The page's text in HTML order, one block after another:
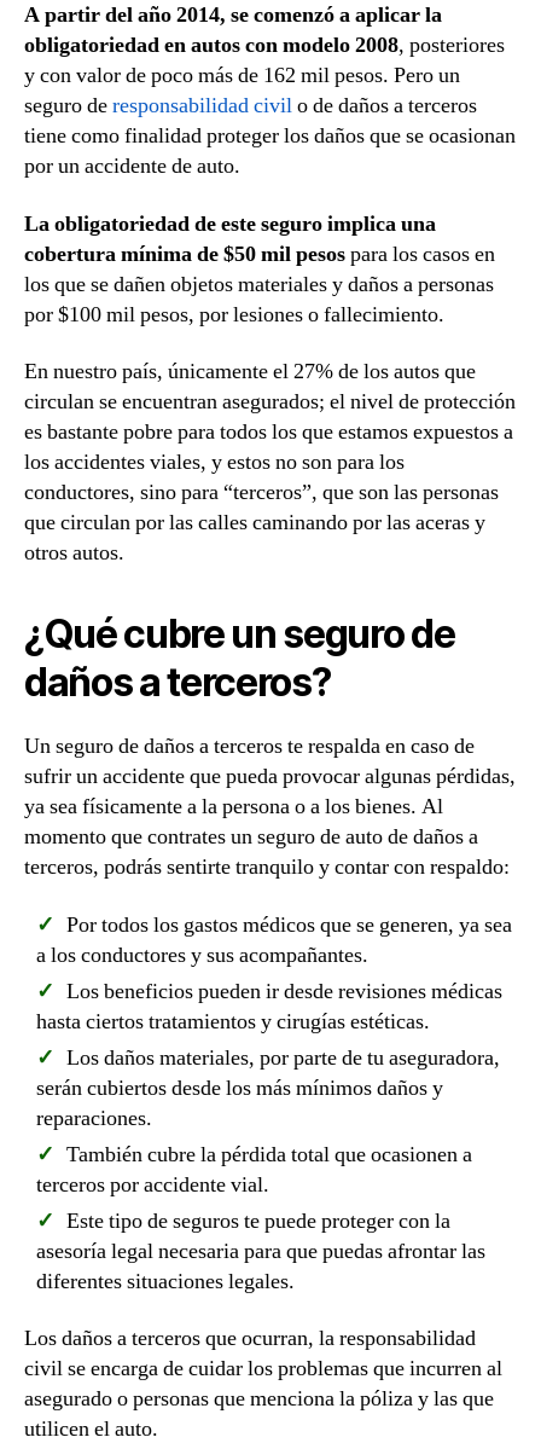
A partir del año 2014, se comenzó a aplicar la
obligatoriedad en autos con modelo 2008, posteriores
y con valor de poco más de 162 mil pesos. Pero un
seguro deresponsabilidad civilo de daños a terceros
tiene como finalidad proteger los daños que se ocasionan
por un accidente de auto.
La obligatoriedad de este seguro implica una
cobertura mínima de $50 mil pesospara los casos en
los que se dañen objetos materiales y daños a personas
por $100 mil pesos, por lesiones o fallecimiento.
En nuestro país, únicamente el 27% de los autos que
circulan se encuentran asegurados; el nivel de protección
es bastante pobre para todos los que estamos expuestos a
los accidentes viales, y estos no son para los
conductores, sino para “terceros”, que son las personas
que circulan por las calles caminando por las aceras y
otros autos.
¿Qué cubre un seguro de
daños a terceros?
Un seguro de daños a terceros te respalda en caso de
sufrir un accidente que pueda provocar algunas pérdidas,
ya sea físicamente a la persona o a los bienes. Al
momento que contrates un seguro de auto de daños a
terceros, podrás sentirte tranquilo y contar con respaldo:
Por todos los gastos médicos que se generen, ya sea
a los conductores y sus acompañantes.
Los beneficios pueden ir desde revisiones médicas
hasta ciertos tratamientos y cirugías estéticas.
Los daños materiales, por parte de tu aseguradora,
serán cubiertos desde los más mínimos daños y
reparaciones.
También cubre la pérdida total que ocasionen a
terceros por accidente vial.
Este tipo de seguros te puede proteger con la
asesoría legal necesaria para que puedas afrontar las
diferentes situaciones legales.
Los daños a terceros que ocurran, la responsabilidad
civil se encarga de cuidar los problemas que incurren al
asegurado o personas que menciona la póliza y las que
utilicen el auto.